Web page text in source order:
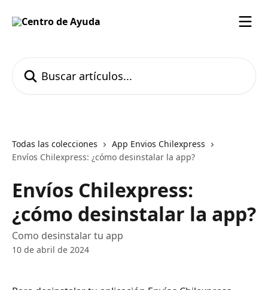
Todas las colecciones
App Envios Chilexpress
Envíos Chilexpress: ¿cómo desinstalar la app?
Envíos Chilexpress:
¿cómo desinstalar la app?
Como desinstalar tu app
10 de abril de 2024